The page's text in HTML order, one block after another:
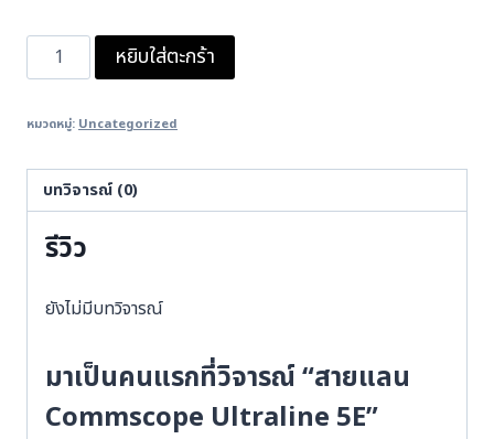
จำนวน
สาย
Commscope
5E
ชิ้น
หยิบใส่ตะกร้า
หมวดหมู่: Uncategorized
บทวิจารณ์ (0)
รีวิว
ยังไม่มีบทวิจารณ์
มาเป็นคนแรกที่วิจารณ์ “สายแลน
Commscope Ultraline 5E”